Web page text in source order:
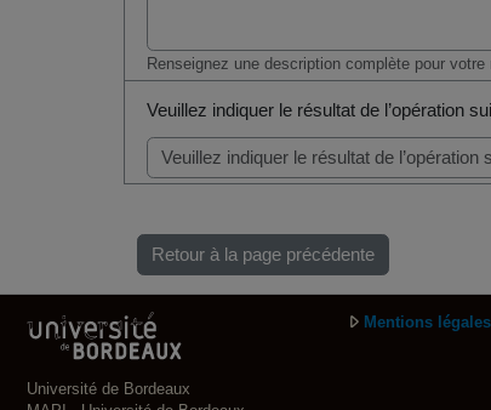
Renseignez une description complète pour votre
Veuillez indiquer le résultat de l’opération
Retour à la page précédente
Université de Bordeaux
Mentions légales